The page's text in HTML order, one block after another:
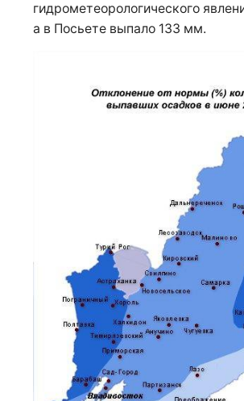
гидрометеорологического
а в Посьете выпало 133 мм.